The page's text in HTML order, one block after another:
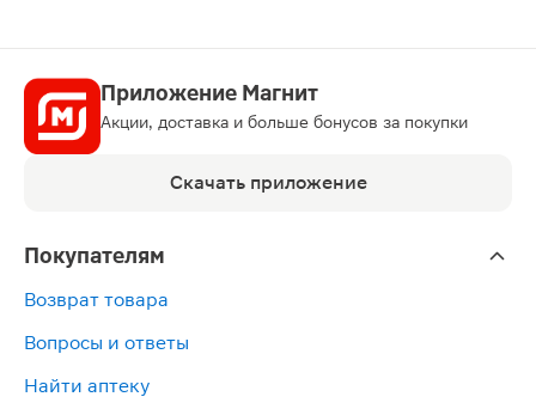
Приложение Магнит
Акции, доставка и больше бонусов за покупки
Скачать приложение
Покупателям
Возврат товара
Вопросы и ответы
Найти аптеку